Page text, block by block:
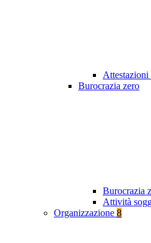
Burocrazia zero
Burocrazia
Attività
Organizzazione 8